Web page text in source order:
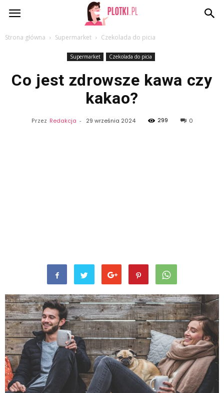
Plotki.pl
Strona główna Supermarket Czekolada do picia
Supermarket Czekolada do picia
Co jest zdrowsze kawa czy
kakao?
Przez Redakcja - 29 września 2024 299 0